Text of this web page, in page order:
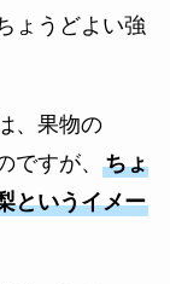
ょうどよい強
、果物の
ですが、 ちょ
というイメー